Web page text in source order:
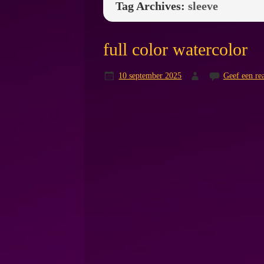
Tag Archives:sleeve
full color watercolor
10 september 2025 Geef een